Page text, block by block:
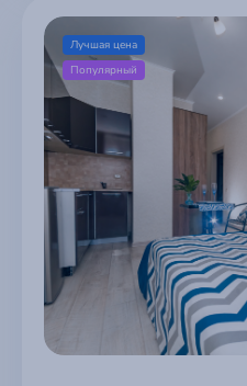
Лучшая цена
Популярный